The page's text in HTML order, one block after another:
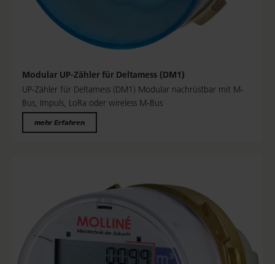
Modular UP-Zähler für Deltamess (DM1)
UP-Zähler für Deltamess (DM1) Modular nachrüstbar mit M-
Bus, Impuls, LoRa oder wireless M-Bus
mehr Erfahren